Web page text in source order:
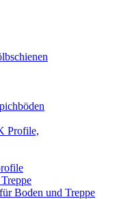
Profile,
Boden und Treppe